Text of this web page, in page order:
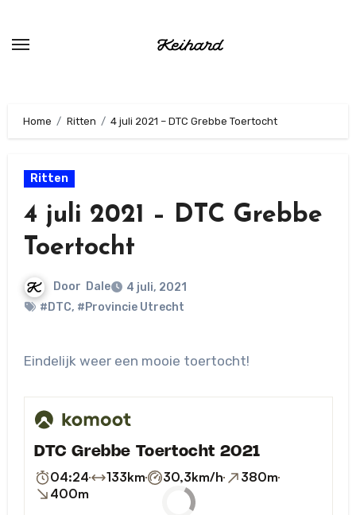
de
Home Ritten 4 juli 2021 – DTC Grebbe Toertocht
Ritten
4 juli 2021 – DTC Grebbe
Toertocht
Door Dale
4 juli, 2021
#DTC, #Provincie Utrecht
Eindelijk weer een mooie toertocht!